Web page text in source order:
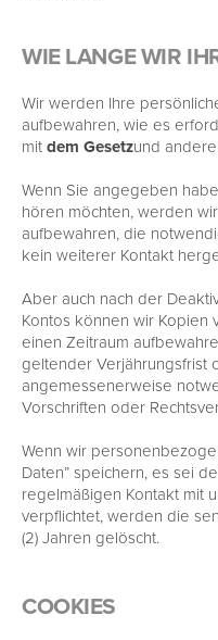
WIE LANGE WIR
Wir werden Ihre
aufbewahren, wie es
mitdem Gesetzund
Wenn Sie angegeben
hören möchten, werden
aufbewahren, die
kein weiterer Kontakt
Aber auch nach der
Kontos können wir Kopien
einen Zeitraum
geltender Verjährungsfrist
angemessenerweise
Vorschriften oder
Wenn wir
Daten” speichern, es sei
regelmäßigen Kontakt mit
verpflichtet, werden die
(2) Jahren gelöscht.
COOKIES